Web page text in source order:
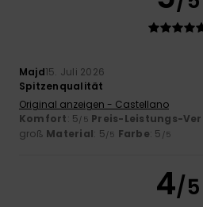
Majd15. Juli 2026
Spitzenqualität
Original anzeigen - Castellano
Komfort: 5/5 Preis-Leistungs-
groß Material: 5/5 Farbe: 5 /5
4/5